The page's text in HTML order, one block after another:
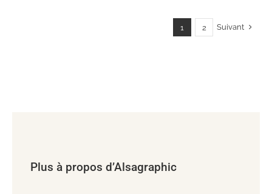
1 2 Suivant
Plus à propos d’Alsagraphic